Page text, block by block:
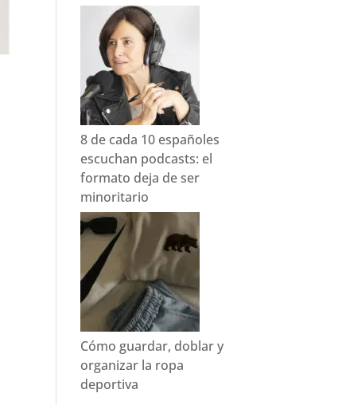
8 de cada 10 españoles
escuchan podcasts: el
formato deja de ser
minoritario
Cómo guardar, doblar y
organizar la ropa
deportiva